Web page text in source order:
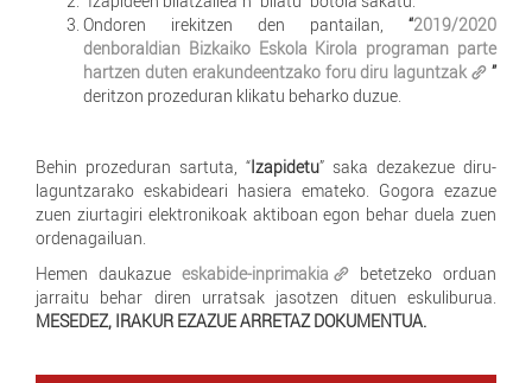
Ondoren irekitzen den pantailan, “2019/2020
denboraldian Bizkaiko Eskola Kirola programan parte
hartzen duten erakundeentzako foru diru laguntzak
”
deritzon prozeduran klikatu beharko duzue.
Behin prozeduran sartuta, “Izapidetu” saka dezakezue diru-
laguntzarako eskabideari hasiera emateko. Gogora ezazue
zuen ziurtagiri elektronikoak aktiboan egon behar duela zuen
ordenagailuan.
Hemen daukazueeskabide-inprimakia
betetzeko orduan
jarraitu behar diren urratsak jasotzen dituen eskuliburua.
MESEDEZ, IRAKUR EZAZUE ARRETAZ DOKUMENTUA.